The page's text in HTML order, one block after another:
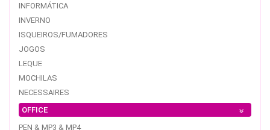
INFORMÁTICA
INVERNO
ISQUEIROS/FUMADORES
JOGOS
LEQUE
MOCHILAS
NECESSAIRES
OFFICE
PEN & MP3 & MP4